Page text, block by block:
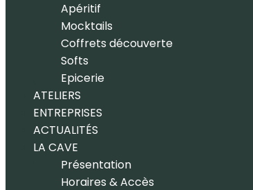
Apéritif
Mocktails
Coffrets découverte
Softs
Epicerie
ATELIERS
ENTREPRISES
ACTUALITÉS
LA CAVE
Présentation
Horaires & Accès